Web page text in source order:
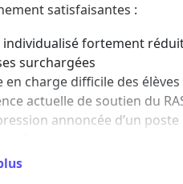
satisfaisantes :
individualisé fortement
surchargées
en charge difficile des
actuelle de soutien du
annoncée d’un poste
que nos enfants